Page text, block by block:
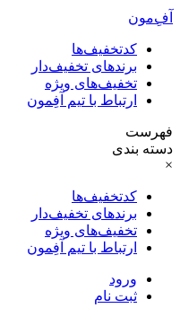
آفِ‌مون
کدتخفیف‌ها
برندهای تخفیف‌دار
تخفیف‌های ویژه
ارتباط با تیم آفِمون
فهرست
دسته بندی
×
کدتخفیف‌ها
برندهای تخفیف‌دار
تخفیف‌های ویژه
ارتباط با تیم آفِمون
ورود
ثبت نام